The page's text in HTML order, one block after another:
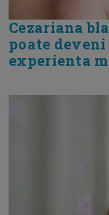
Cezariana
poate
experienta